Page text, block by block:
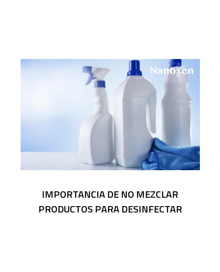
IMPORTANCIA DE NO MEZCLAR
PRODUCTOS PARA DESINFECTAR